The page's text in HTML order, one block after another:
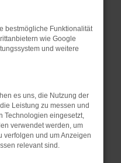
vorübergehende
neuesten Stand
nur ein
kann auch dazu
nicht mehr
bestmögliche Funktionalität
wie Google
und weitere
es uns, die Nutzung der
Leistung zu messen und
Technologien eingesetzt,
verwendet werden, um
verfolgen und um Anzeigen
relevant sind.